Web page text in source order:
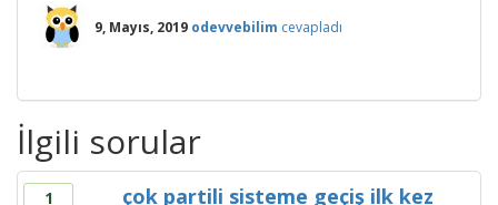
9, Mayıs, 2019 odevvebilim cevapladı
İlgili sorular
1 çok partili sisteme geçiş ilk kez